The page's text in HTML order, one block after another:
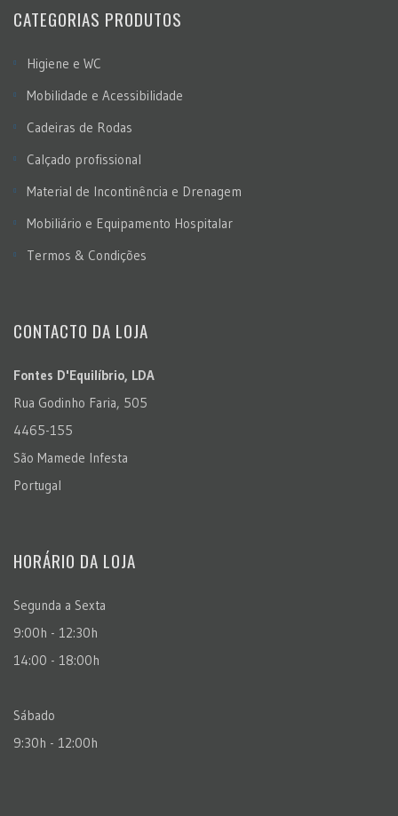
CATEGORIAS PRODUTOS
Higiene e WC
Mobilidade e Acessibilidade
Cadeiras de Rodas
Calçado profissional
Material de Incontinência e Drenagem
Mobiliário e Equipamento Hospitalar
Termos & Condições
CONTACTO DA LOJA
Fontes D'Equilíbrio, LDA
Rua Godinho Faria, 505
4465-155
São Mamede Infesta
Portugal
HORÁRIO DA LOJA
Segunda a Sexta
9:00h - 12:30h
14:00 - 18:00h
Sábado
9:30h - 12:00h